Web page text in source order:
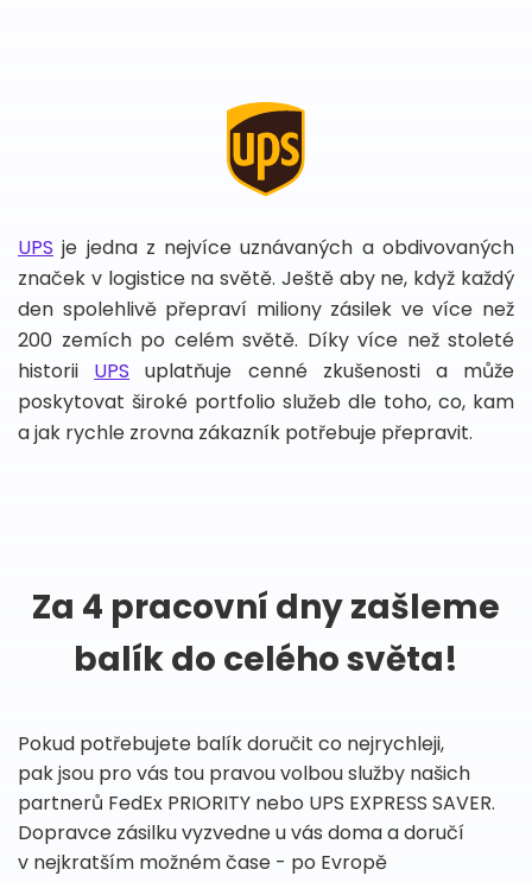
UPS je jedna z nejvíce uznávaných a obdivovaných
značek v logistice na světě. Ještě aby ne, když každý
den spolehlivě přepraví miliony zásilek ve více než
200 zemích po celém světě. Díky více než stoleté
historii UPS uplatňuje cenné zkušenosti a může
poskytovat široké portfolio služeb dle toho, co, kam
a jak rychle zrovna zákazník potřebuje přepravit.
Za 4 pracovní dny zašleme
balík do celého světa!
Pokud potřebujete balík doručit co nejrychleji,
pak jsou pro vás tou pravou volbou služby našich
partnerů FedEx PRIORITY nebo UPS EXPRESS SAVER.
Dopravce zásilku vyzvedne u vás doma a doručí
v nejkratším možném čase - po Evropě